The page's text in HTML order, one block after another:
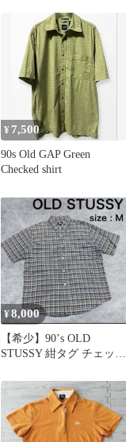
紺タグ 旧タグ ヴィン
テージ 90年代ボーダー
Tシャツ カットソー
レア 一点物 タグ付
き 短丈 cityboy cboy
¥ 7,500
90s Old GAP Green
Checked shirt
¥8,000
【希少】90’s OLD
STUSSY 紺タグ チェック